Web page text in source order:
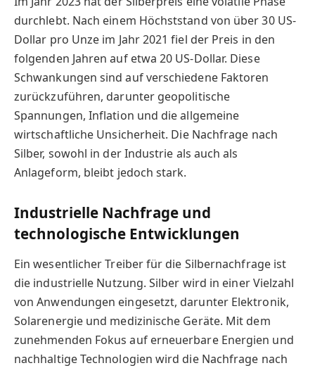
durchlebt. Nach einem Höchststand von über 30 US-
Dollar pro Unze im Jahr 2021 fiel der Preis in den
folgenden Jahren auf etwa 20 US-Dollar. Diese
Schwankungen sind auf verschiedene Faktoren
zurückzuführen, darunter geopolitische
Spannungen, Inflation und die allgemeine
wirtschaftliche Unsicherheit. Die Nachfrage nach
Silber, sowohl in der Industrie als auch als
Anlageform, bleibt jedoch stark.
Industrielle Nachfrage und
technologische Entwicklungen
Ein wesentlicher Treiber für die Silbernachfrage ist
die industrielle Nutzung. Silber wird in einer Vielzahl
von Anwendungen eingesetzt, darunter Elektronik,
Solarenergie und medizinische Geräte. Mit dem
zunehmenden Fokus auf erneuerbare Energien und
nachhaltige Technologien wird die Nachfrage nach